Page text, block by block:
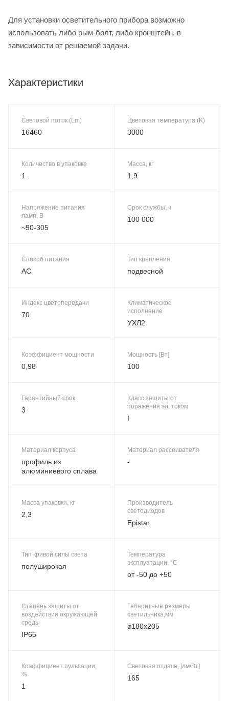
Для установки осветительного прибора возможно
использовать либо рым-болт, либо кронштейн, в
зависимости от решаемой задачи.
Характеристики
Световой поток (Lm)
16460
Цветовая температура (K)
3000
Количество в упаковке
1
Масса, кг
1,9
Напряжение питания
ламп, В
~90-305
Срок службы, ч
100 000
Способ питания
AC
Тип крепления
подвесной
Индекс цветопередачи
70
Климатическое
исполнение
УХЛ2
Коэффициент мощности
0,98
Мощность [Вт]
100
Гарантийный срок
3
Класс защиты от
поражения эл. током
I
Материал корпуса
профиль из
алюминиевого сплава
Материал рассеивателя
-
Масса упаковки, кг
2,3
Производитель
светодиодов
Epistar
Тип кривой силы света
полуширокая
Температура
эксплуатации, °C
от -50 до +50
Степень защиты от
воздействия окружающей
среды
IP65
Габаритные размеры
светильника,мм
⌀180x205
Коэффициент пульсации,
%
1
Световая отдача, [лм/Вт]
165